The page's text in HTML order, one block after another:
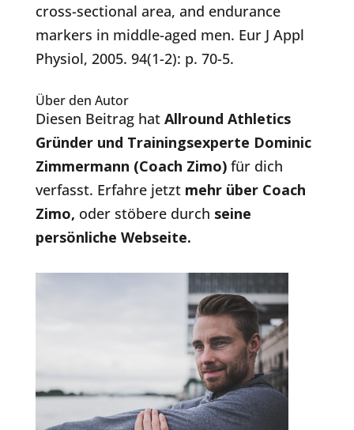
cross-sectional area, and endurance
markers in middle-aged men. Eur J Appl
Physiol, 2005. 94(1-2): p. 70-5.
Über den Autor
Diesen Beitrag hat Allround Athletics
Gründer und Trainingsexperte Dominic
Zimmermann (Coach Zimo) für dich
verfasst. Erfahre jetzt mehr über Coach
Zimo, oder stöbere durch seine
persönliche Webseite.